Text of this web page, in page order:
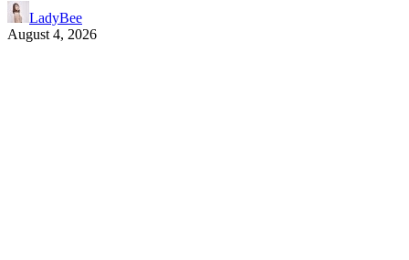
LadyBee
August 4, 2026